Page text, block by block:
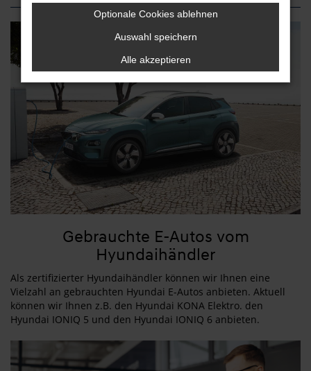
Gebrauchte E-Autos vom
Hyundaihändler
Als zertifizierter Hyundaihändler können wir Ihnen eine
Vielzahl an gebrauchten Hyundai E-Autos anbieten. Aktuell
können wir Ihnen z.B. den Hyundai KONA Elektro. den
Hyundai IONIQ 5 und den Hyundai IONIQ 6 anbieten.
Optionale Cookies ablehnen
Auswahl speichern
Alle akzeptieren